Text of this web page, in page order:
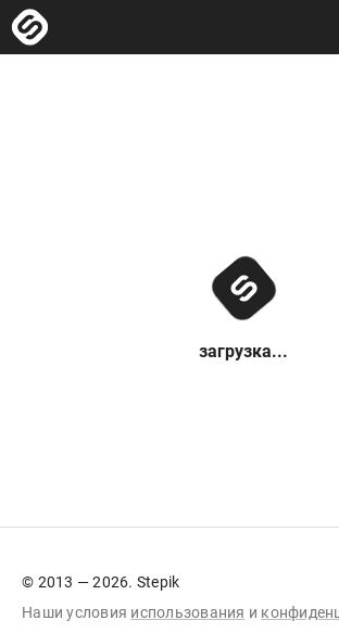
загрузка...
© 2013 — 2026. Stepik
Наши условия использования и